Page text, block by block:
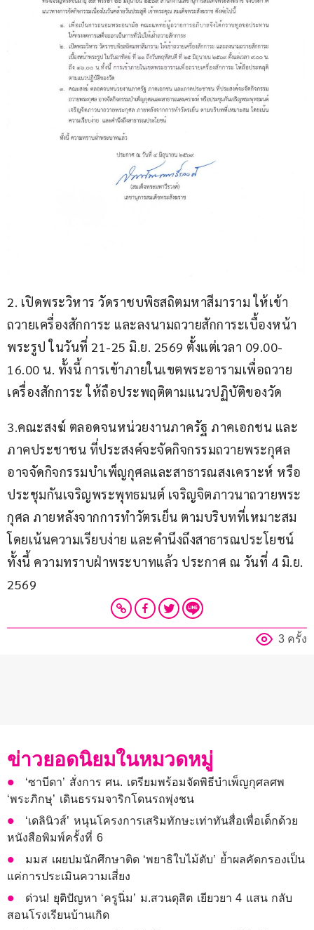
2. เปิดพระวิหาร วัดราชบพิธสถิตมหาสีมาราม ให้เข้า
ถวายเครื่องสักการะ และลงนามถวายสักการะเบื้องหน้า
พระรูป ในวันที่ 21-25 มิ.ย. 2569 ตั้งแต่เวลา 09.00-
16.00 น. ทั้งนี้ การเข้าภายในเขตพระอารามเพื่อถวาย
เครื่องสักการะ ให้ถือประพฤติตามแนวปฏิบัติของวัด
3.คณะสงฆ์ ตลอดจนหน่วยงานภาครัฐ ภาคเอกชน และ
ภาคประชาชน ที่ประสงค์จะจัดกิจกรรมถวายพระกุศล
อาจจัดกิจกรรมบำเพ็ญกุศลและสาธารณสงเคราะห์ หรือ
ประชุมกันเจริญพระพุทธมนต์ เจริญจิตภาวนาถวายพระ
กุศล ภายหลังจากการทำวัตรเย็น ตามบริบทที่เหมาะสม
โดยเน้นความเรียบง่าย และคำนึงถึงสาธารณประโยชน์
ทั้งนี้ ความทราบฝ่าพระบาทแล้ว ประกาศ ณ วันที่ 4 มิ.ย.
2569
3 ครั้ง
ข่าวยอดนิยมในหมวดหมู่
‘ซาบีดา’ สั่งการ ศน. เตรียมพร้อมจัดพิธีบำเพ็ญกุศลศพ
‘พระภิกษุ’ เดินธรรมจาริกโดนรถพุ่งชน
‘เดลินิวส์’ หนุนโครงการเสริมทักษะเท่าทันสื่อเพื่อเด็กด้วย
หนังสือพิมพ์ครั้งที่ 6
มมส เผยปมนักศึกษาติด ‘พยาธิใบไม้ตับ’ ย้ำผลคัดกรองเป็น
แค่การประเมินความเสี่ยง
ด่วน! ยุติปัญหา ‘ครูนิ่ม’ ม.สวนดุสิต เยียวยา 4 แสน กลับ
สอนโรงเรียนบ้านเกิด